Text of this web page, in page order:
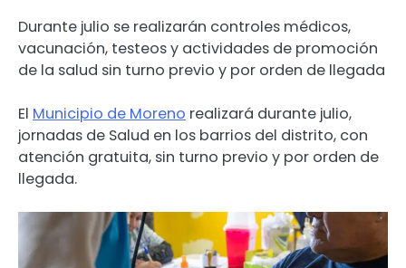
Durante julio se realizarán controles médicos,
vacunación, testeos y actividades de promoción
de la salud sin turno previo y por orden de llegada
El Municipio de Moreno realizará durante julio,
jornadas de Salud en los barrios del distrito, con
atención gratuita, sin turno previo y por orden de
llegada.